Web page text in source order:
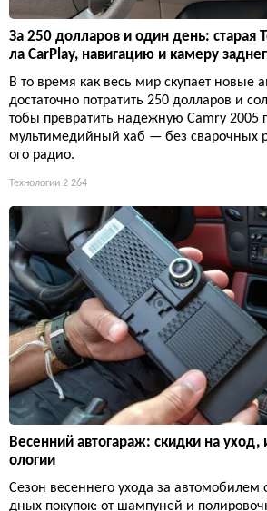
За 250 долларов и один день: старая
ла CarPlay, навигацию и камеру
В то время как весь мир скупает новые
достаточно потратить 250 долларов и
тобы превратить надежную Camry 2005
мультимедийный хаб — без сварочных
ого радио.
Технологии 2 264
Весенний автогараж: скидки на уход,
ологии
Сезон весеннего ухода за автомобилем
дных покупок: от шампуней и